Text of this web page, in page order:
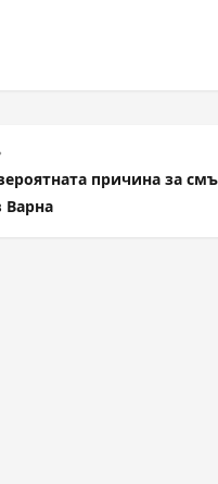
причина за
Варна